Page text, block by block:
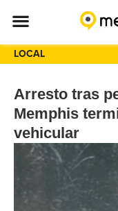
LOCAL
Arresto tras
Memphis
vehicular